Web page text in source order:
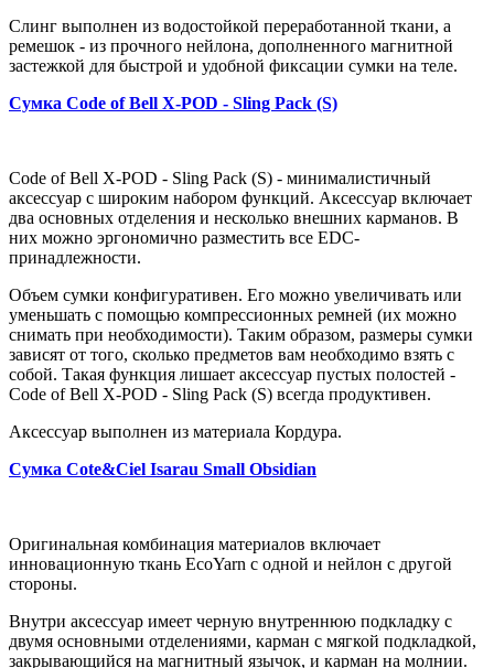
Слинг выполнен из водостойкой переработанной ткани, а
ремешок - из прочного нейлона, дополненного магнитной
застежкой для быстрой и удобной фиксации сумки на теле.
Сумка Code of Bell X-POD - Sling Pack (S)
Code of Bell X-POD - Sling Pack (S) - минималистичный
аксессуар с широким набором функций. Аксессуар включает
два основных отделения и несколько внешних карманов. В
них можно эргономично разместить все EDC-
принадлежности.
Объем сумки конфигуративен. Его можно увеличивать или
уменьшать с помощью компрессионных ремней (их можно
снимать при необходимости). Таким образом, размеры сумки
зависят от того, сколько предметов вам необходимо взять с
собой. Такая функция лишает аксессуар пустых полостей -
Code of Bell X-POD - Sling Pack (S) всегда продуктивен.
Аксессуар выполнен из материала Кордура.
Сумка Cote&Ciel Isarau Small Obsidian
Оригинальная комбинация материалов включает
инновационную ткань EcoYarn с одной и нейлон с другой
стороны.
Внутри аксессуар имеет черную внутреннюю подкладку с
двумя основными отделениями, карман с мягкой подкладкой,
закрывающийся на магнитный язычок, и карман на молнии.